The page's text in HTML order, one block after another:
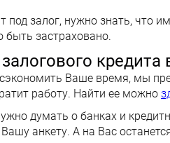
под залог, нужно знать, что
быть застраховано.
кредита
Ваше время, мы
работу. Найти ее можно
думать о банках и
анкету. А на Вас